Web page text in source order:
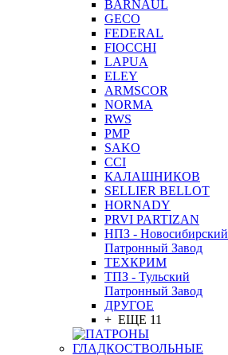
BARNAUL
GEСO
FEDERAL
FIOCCHI
LAPUA
ELEY
ARMSCOR
NORMA
RWS
PMP
SAKO
CCI
КАЛАШНИКОВ
SELLIER BELLOT
HORNADY
PRVI PARTIZAN
НПЗ - Новосибирский
Патронный Завод
ТЕХКРИМ
ТПЗ - Тульский
Патронный Завод
ДРУГОЕ
+ ЕЩЕ 11